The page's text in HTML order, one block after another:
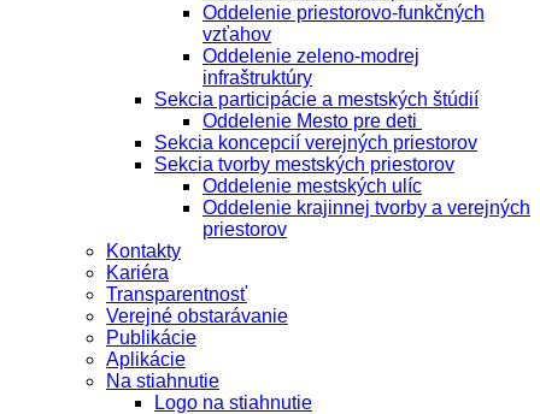
Oddelenie priestorovo-funkčných
vzťahov
Oddelenie zeleno-modrej
infraštruktúry
Sekcia participácie a mestských štúdií
Oddelenie Mesto pre deti
Sekcia koncepcií verejných priestorov
Sekcia tvorby mestských priestorov
Oddelenie mestských ulíc
Oddelenie krajinnej tvorby a verejných
priestorov
Kontakty
Kariéra
Transparentnosť
Verejné obstarávanie
Publikácie
Aplikácie
Na stiahnutie
Logo na stiahnutie